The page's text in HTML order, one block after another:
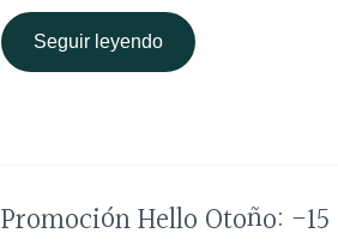
Seguir leyendo
Promoción Hello Otoño: -15